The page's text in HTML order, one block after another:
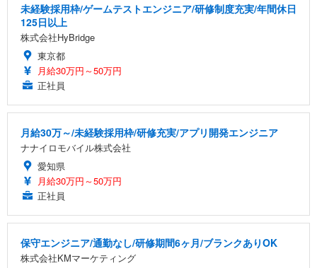
未経験採用枠/ゲームテストエンジニア/研修制度充実/年間休日
125日以上
株式会社HyBridge
東京都
月給30万円～50万円
正社員
月給30万～/未経験採用枠/研修充実/アプリ開発エンジニア
ナナイロモバイル株式会社
愛知県
月給30万円～50万円
正社員
保守エンジニア/通勤なし/研修期間6ヶ月/ブランクありOK
株式会社KMマーケティング